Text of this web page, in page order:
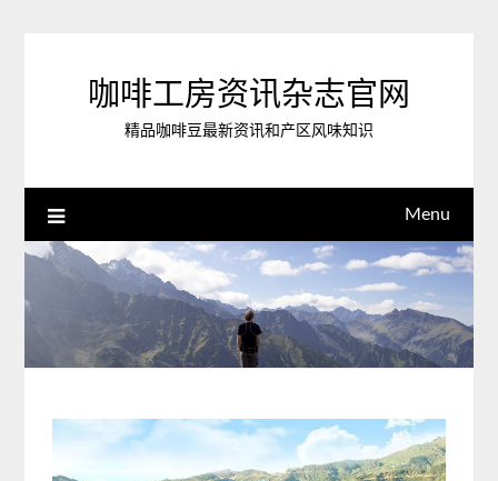
咖啡工房资讯杂志官网
精品咖啡豆最新资讯和产区风味知识
Menu